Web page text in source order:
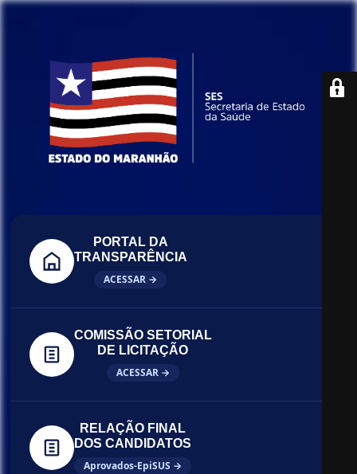
PORTAL DA
TRANSPARÊNCIA
ACESSAR →
COMISSÃO SETORIAL
DE LICITAÇÃO
ACESSAR →
RELAÇÃO FINAL
DOS CANDIDATOS
Aprovados-EpiSUS →